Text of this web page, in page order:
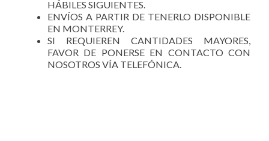
HÁBILES SIGUIENTES.
ENVÍOS A PARTIR DE TENERLO DISPONIBLE
EN MONTERREY.
SI REQUIEREN CANTIDADES MAYORES,
FAVOR DE PONERSE EN CONTACTO CON
NOSOTROS VÍA TELEFÓNICA.